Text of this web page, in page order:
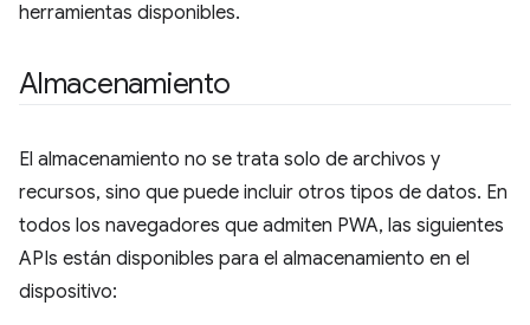
herramientas disponibles.
Almacenamiento
El almacenamiento no se trata solo de archivos y
recursos, sino que puede incluir otros tipos de datos. En
todos los navegadores que admiten PWA, las siguientes
APIs están disponibles para el almacenamiento en el
dispositivo: